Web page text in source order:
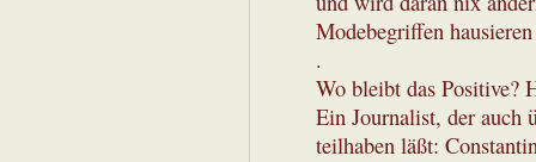
Modebegriffen
.
Wo bleibt das Positive?
Ein Journalist, der auch
teilhaben läßt: